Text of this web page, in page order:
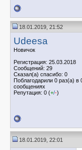
18.01.2019, 21:52
Udeesa
Новичок
Регистрация: 25.03.2018
Сообщений: 29
Сказал(а) спасибо: 0
Поблагодарили 0 раз(а) в
сообщениях
Репутация: 0 (+/-)
18.01.2019, 22:01